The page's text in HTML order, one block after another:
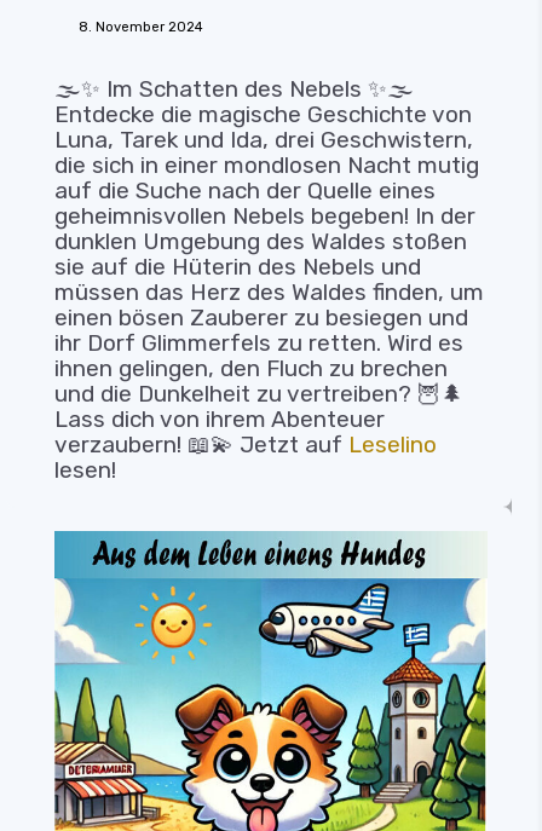
8. November 2024
🌫️✨ Im Schatten des Nebels ✨🌫️
Entdecke die magische Geschichte von
Luna, Tarek und Ida, drei Geschwistern,
die sich in einer mondlosen Nacht mutig
auf die Suche nach der Quelle eines
geheimnisvollen Nebels begeben! In der
dunklen Umgebung des Waldes stoßen
sie auf die Hüterin des Nebels und
müssen das Herz des Waldes finden, um
einen bösen Zauberer zu besiegen und
ihr Dorf Glimmerfels zu retten. Wird es
ihnen gelingen, den Fluch zu brechen
und die Dunkelheit zu vertreiben? 🦉🌲
Lass dich von ihrem Abenteuer
verzaubern! 📖💫 Jetzt auf Leselino
lesen!